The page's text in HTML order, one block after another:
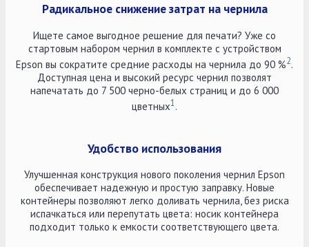
Радикальное снижение затрат на чернила
Ищете самое выгодное решение для печати? Уже со
стартовым набором чернил в комплекте с устройством
Epson вы сократите средние расходы на чернила до 90 %2.
Доступная цена и высокий ресурс чернил позволят
напечатать до 7 500 черно-белых страниц и до 6 000
цветных1 .
Удобство использования
Улучшенная конструкция нового поколения чернил Epson
обеспечивает надежную и простую заправку. Новые
контейнеры позволяют легко доливать чернила, без риска
испачкаться или перепутать цвета: носик контейнера
подходит только к емкости соответствующего цвета.